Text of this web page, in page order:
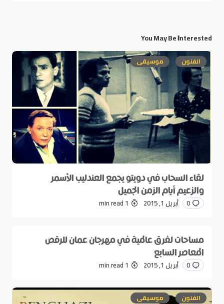
You May Be Interested
الفنون موسيقى
لقاء السحاب في دويتو يجمع العندليب الأسمر
والزعيم أيام الزمن الجميل
0 أبريل 1, 2015 1 min read
مساحات لفرق عالمية في مهرجان عمان للرقص
المعاصر السابع
0 أبريل 1, 2015 1 min read
الفنون موسيقى